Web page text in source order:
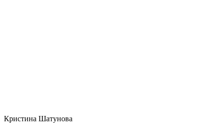
Кристина Шатунова